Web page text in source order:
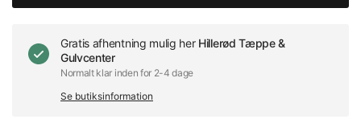
Gratis afhentning mulig her Hillerød Tæppe &
Gulvcenter
Normalt klar inden for 2-4 dage
Se butiksinformation